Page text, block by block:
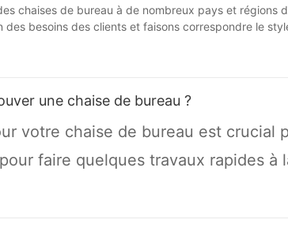
chaises de bureau à de nombreux pays et
besoins des clients et faisons correspondre le
une chaise de bureau ?
votre chaise de bureau est
faire quelques travaux rapides à